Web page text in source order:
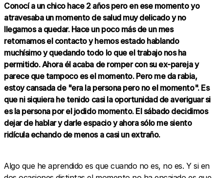
Conocí a un chico hace 2 años pero en ese momento yo
atravesaba un momento de salud muy delicado y no
llegamos a quedar. Hace un poco más de un mes
retomamos el contacto y hemos estado hablando
muchísimo y quedando todo lo que el trabajo nos ha
permitido. Ahora él acaba de romper con su ex-pareja y
parece que tampoco es el momento. Pero me da rabia,
estoy cansada de "era la persona pero no el momento". Es
que ni siquiera he tenido casi la oportunidad de averiguar si
es la persona por el jodido momento. El sábado decidimos
dejar de hablar y darle espacio y ahora sólo me siento
ridícula echando de menos a casi un extraño.
Algo que he aprendido es que cuando no es, no es. Y si en